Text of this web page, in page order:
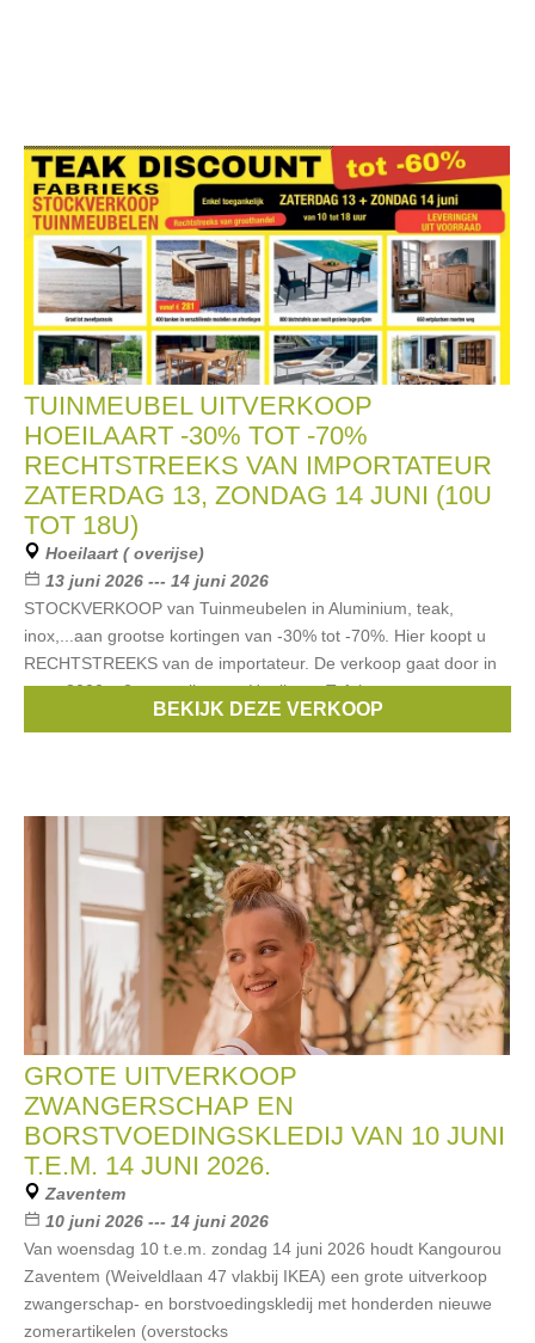
TUINMEUBEL UITVERKOOP
HOEILAART -30% TOT -70%
RECHTSTREEKS VAN IMPORTATEUR
ZATERDAG 13, ZONDAG 14 JUNI (10U
TOT 18U)
Hoeilaart ( overijse)
13 juni 2026 --- 14 juni 2026
STOCKVERKOOP van Tuinmeubelen in Aluminium, teak,
inox,...aan grootse kortingen van -30% tot -70%. Hier koopt u
RECHTSTREEKS van de importateur. De verkoop gaat door in
onze 3000 m2 magazijnen te Hoeilaart. Tafels
guy versar,Ambiente
BEKIJK DEZE VERKOOP
GROTE UITVERKOOP
ZWANGERSCHAP EN
BORSTVOEDINGSKLEDIJ VAN 10 JUNI
T.E.M. 14 JUNI 2026.
Zaventem
10 juni 2026 --- 14 juni 2026
Van woensdag 10 t.e.m. zondag 14 juni 2026 houdt Kangourou
Zaventem (Weiveldlaan 47 vlakbij IKEA) een grote uitverkoop
zwangerschap- en borstvoedingskledij met honderden nieuwe
zomerartikelen (overstocks